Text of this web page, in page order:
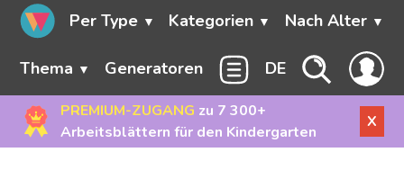
Per Type Kategorien Nach Alter
Thema Generatoren DE
PREMIUM-ZUGANG zu 7 300+
Arbeitsblättern für den Kindergarten
X